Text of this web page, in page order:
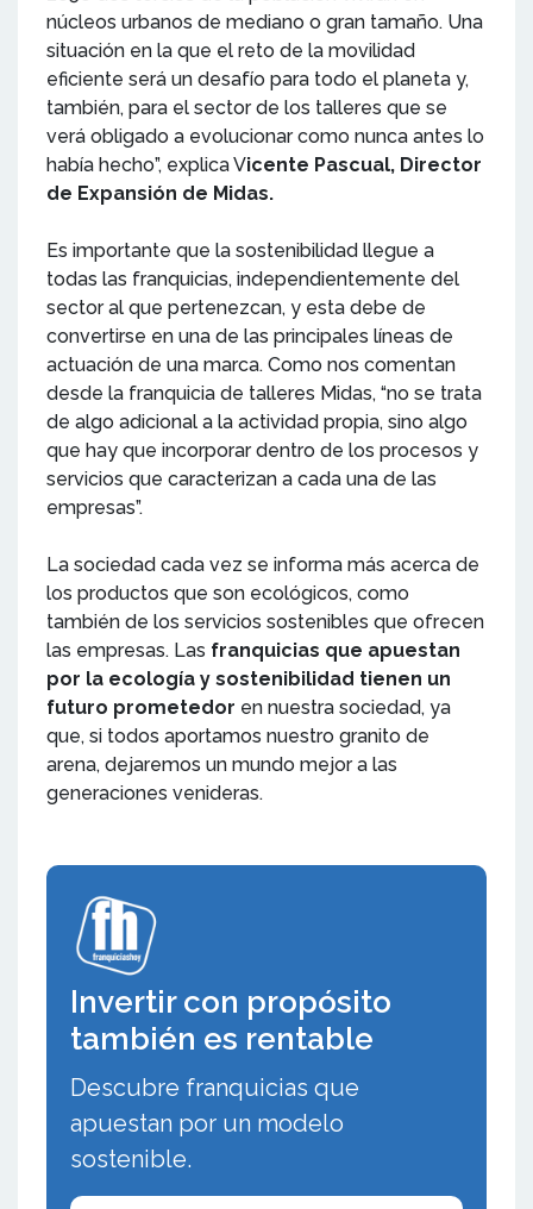
núcleos urbanos de mediano o gran tamaño. Una
situación en la que el reto de la movilidad
eficiente será un desafío para todo el planeta y,
también, para el sector de los talleres que se
verá obligado a evolucionar como nunca antes lo
había hecho”, explica Vicente Pascual, Director
de Expansión de Midas.
Es importante que la sostenibilidad llegue a
todas las franquicias, independientemente del
sector al que pertenezcan, y esta debe de
convertirse en una de las principales líneas de
actuación de una marca. Como nos comentan
desde la franquicia de talleres Midas, “no se trata
de algo adicional a la actividad propia, sino algo
que hay que incorporar dentro de los procesos y
servicios que caracterizan a cada una de las
empresas”.
La sociedad cada vez se informa más acerca de
los productos que son ecológicos, como
también de los servicios sostenibles que ofrecen
las empresas. Las franquicias que apuestan
por la ecología y sostenibilidad tienen un
futuro prometedor en nuestra sociedad, ya
que, si todos aportamos nuestro granito de
arena, dejaremos un mundo mejor a las
generaciones venideras.
Invertir con propósito
también es rentable
Descubre franquicias que
apuestan por un modelo
sostenible.